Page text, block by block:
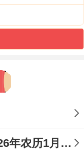
2026年农历1月入宅吉日 2026年农历1月入宅最好的日子